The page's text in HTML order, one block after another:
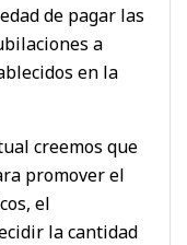
de pagar las
a
en la
creemos que
promover el
el
la cantidad